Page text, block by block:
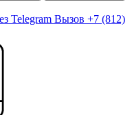
Telegram Вызов +7 (812)